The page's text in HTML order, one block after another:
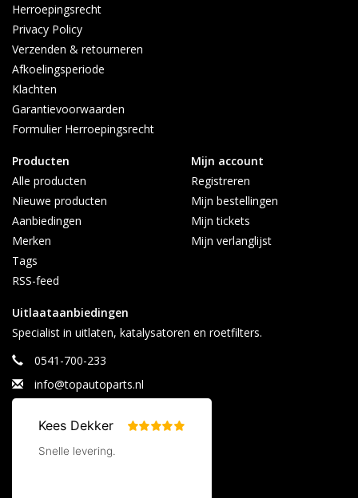
Herroepingsrecht
Privacy Policy
Verzenden & retourneren
Afkoelingsperiode
Klachten
Garantievoorwaarden
Formulier Herroepingsrecht
Producten
Alle producten
Nieuwe producten
Aanbiedingen
Merken
Tags
RSS-feed
Mijn account
Registreren
Mijn bestellingen
Mijn tickets
Mijn verlanglijst
Uitlaataanbiedingen
Specialist in uitlaten, katalysatoren en roetfilters.
0541-700-233
info@topautoparts.nl